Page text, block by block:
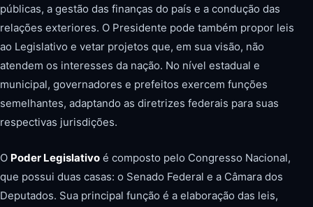
públicas, a gestão das finanças do país e a condução das
relações exteriores. O Presidente pode também propor leis
ao Legislativo e vetar projetos que, em sua visão, não
atendem os interesses da nação. No nível estadual e
municipal, governadores e prefeitos exercem funções
semelhantes, adaptando as diretrizes federais para suas
respectivas jurisdições.
O Poder Legislativo é composto pelo Congresso Nacional,
que possui duas casas: o Senado Federal e a Câmara dos
Deputados. Sua principal função é a elaboração das leis,